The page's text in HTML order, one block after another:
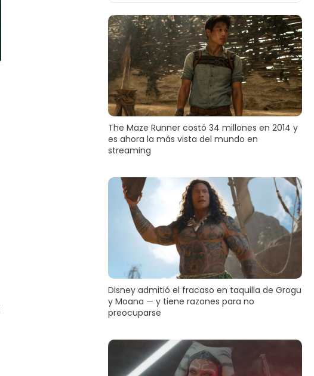
The Maze Runner costó 34 millones en 2014 y
es ahora la más vista del mundo en
streaming
Disney admitió el fracaso en taquilla de Grogu
y Moana — y tiene razones para no
preocuparse